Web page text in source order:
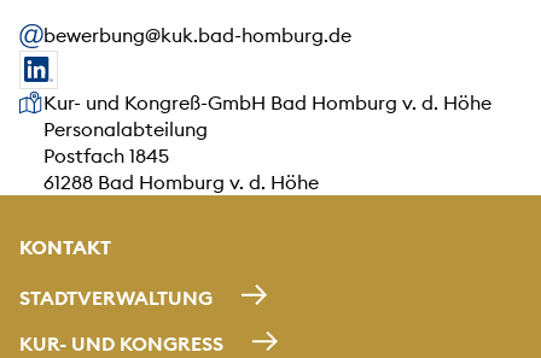
bewerbung@kuk.bad-homburg.de
Unsere Anschrift
Kur- und Kongreß-GmbH Bad Homburg v. d. Höhe
Personalabteilung
Postfach 1845
61288 Bad Homburg v. d. Höhe
KONTAKT
STADTVERWALTUNG
KUR- UND KONGRESS